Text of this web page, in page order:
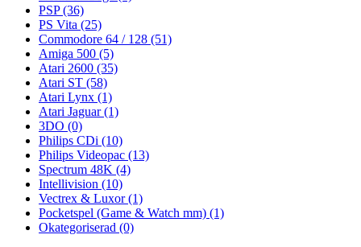
PSP(36)
PS Vita (25)
Commodore 64 / 128 (51)
Amiga 500 (5)
Atari 2600 (35)
Atari ST (58)
Atari Lynx (1)
Atari Jaguar(1)
3DO (0)
Philips CDi (10)
Philips Videopac (13)
Spectrum 48K (4)
Intellivision (10)
Vectrex & Luxor(1)
Pocketspel (Game & Watch mm) (1)
Okategoriserad (0)